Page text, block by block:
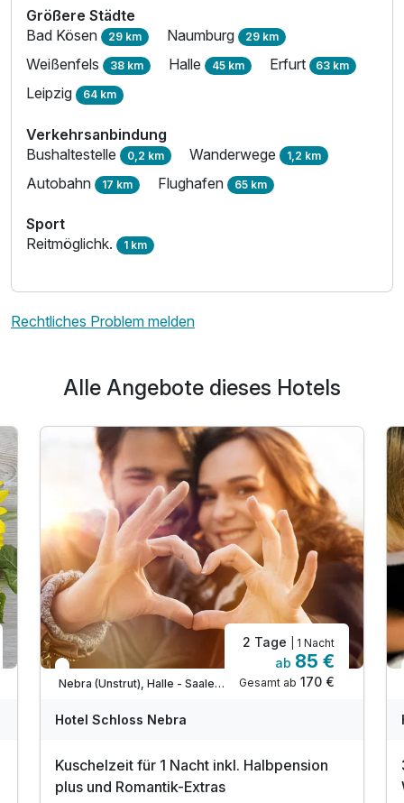
Für 3 Tage
Familienzimmer
2 Erwachsene und 2 Kinder
Ausstattung
Für 3 Tage p.P. ab169,00 €
Juniorsuite/n
2 Erwachsene
Größere Städte
Bad Kösen 29 km Naumburg 29 km
Weißenfels 38 km Halle 45 km Erfurt 63 km
Leipzig 64 km
Verkehrsanbindung
Bushaltestelle 0,2 km Wanderwege 1,2 km
Autobahn 17 km Flughafen 65 km
Sport
Reitmöglichk. 1 km
Rechtliches Problem melden
Alle Angebote dieses Hotels
In 1 Woche wieder frei
Nebra (Unstrut), Halle - Saale - Unstrut
2 Tage | 1 Nacht
ab 85 €
Gesamt ab 170 €
Hotel Schloss Nebra
Kuschelzeit für 1 Nacht inkl. Halbpension
plus und Romantik-Extras